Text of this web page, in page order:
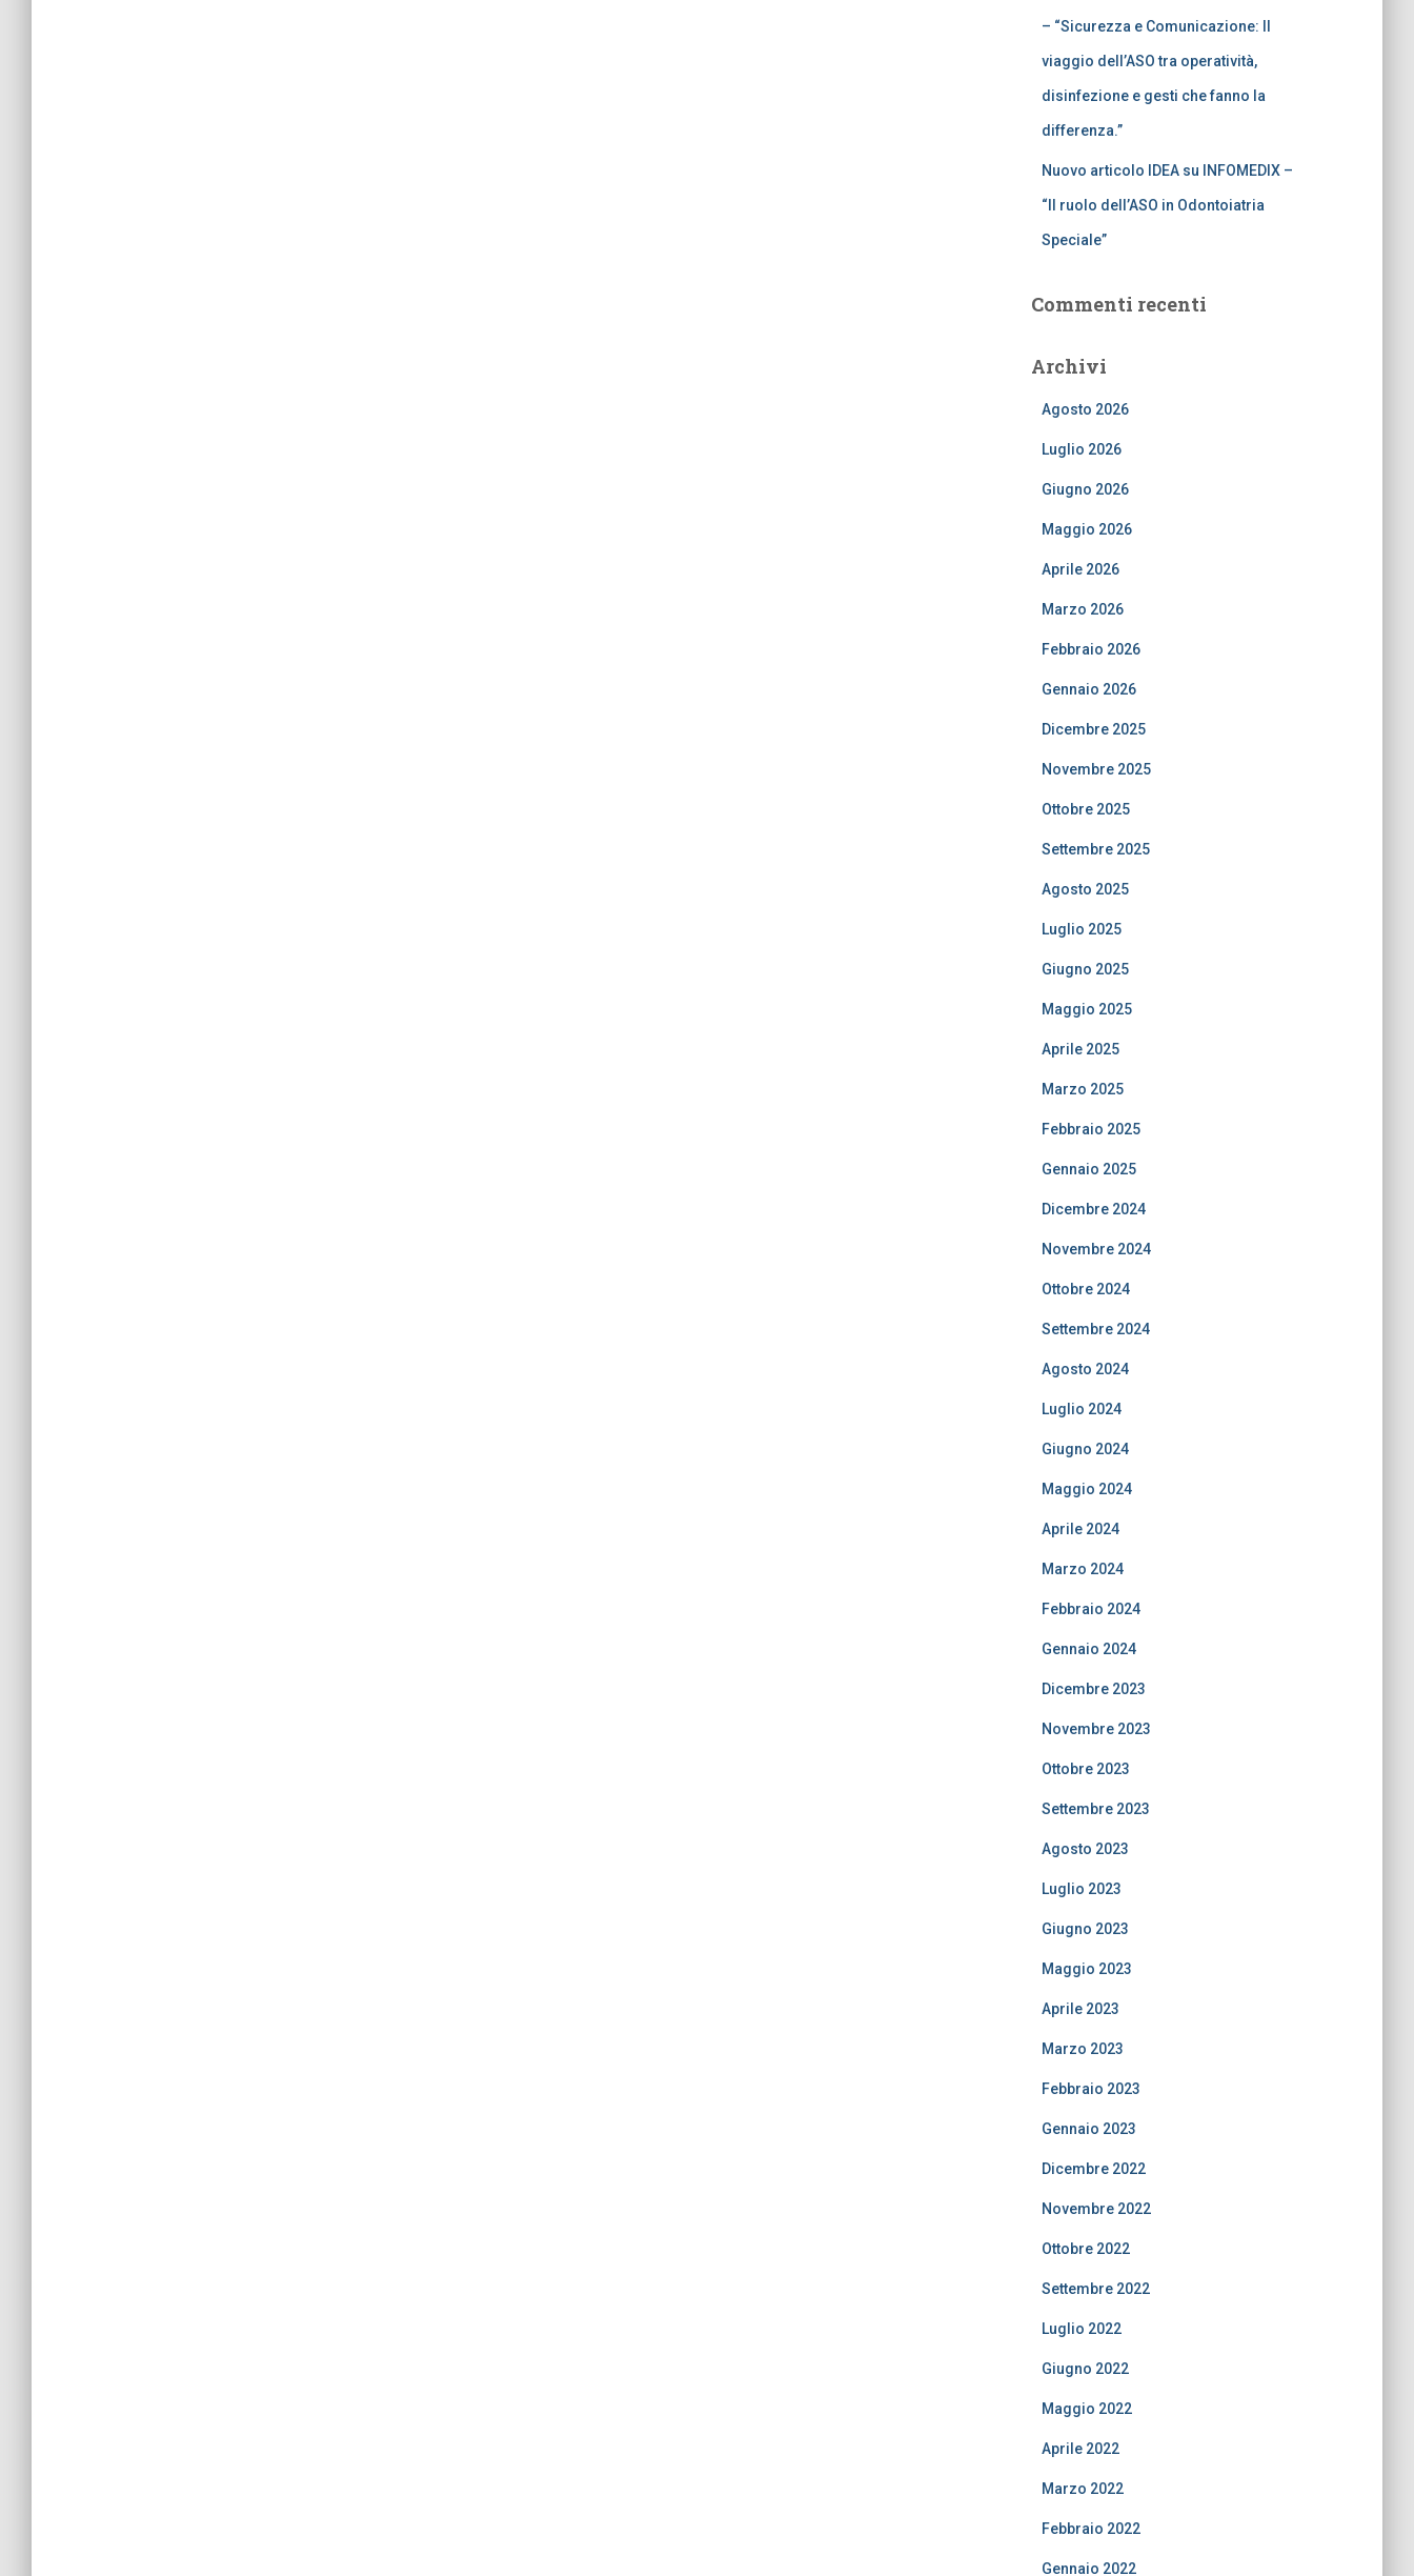
– “Sicurezza e Comunicazione: Il
viaggio dell’ASO tra operatività,
disinfezione e gesti che fanno la
differenza.”
Nuovo articolo IDEA su INFOMEDIX –
“Il ruolo dell’ASO in Odontoiatria
Speciale”
Commenti recenti
Archivi
Agosto 2026
Luglio 2026
Giugno 2026
Maggio 2026
Aprile 2026
Marzo 2026
Febbraio 2026
Gennaio 2026
Dicembre 2025
Novembre 2025
Ottobre 2025
Settembre 2025
Agosto 2025
Luglio 2025
Giugno 2025
Maggio 2025
Aprile 2025
Marzo 2025
Febbraio 2025
Gennaio 2025
Dicembre 2024
Novembre 2024
Ottobre 2024
Settembre 2024
Agosto 2024
Luglio 2024
Giugno 2024
Maggio 2024
Aprile 2024
Marzo 2024
Febbraio 2024
Gennaio 2024
Dicembre 2023
Novembre 2023
Ottobre 2023
Settembre 2023
Agosto 2023
Luglio 2023
Giugno 2023
Maggio 2023
Aprile 2023
Marzo 2023
Febbraio 2023
Gennaio 2023
Dicembre 2022
Novembre 2022
Ottobre 2022
Settembre 2022
Luglio 2022
Giugno 2022
Maggio 2022
Aprile 2022
Marzo 2022
Febbraio 2022
Gennaio 2022